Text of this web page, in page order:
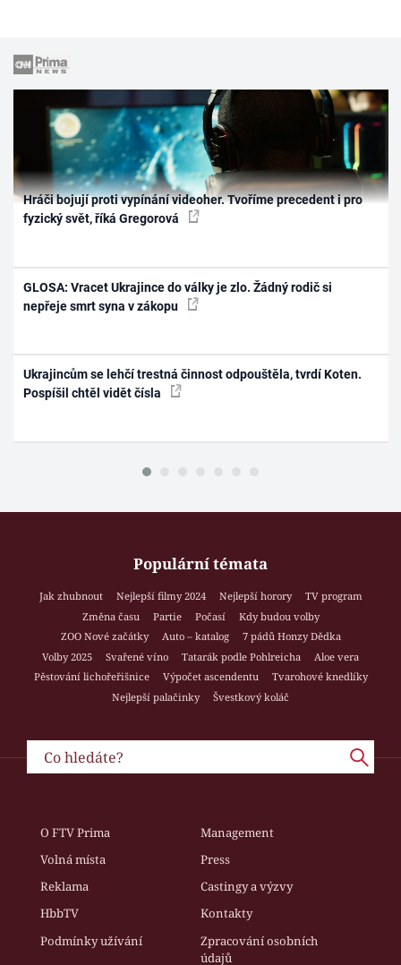
Hráči bojují proti vypínání videoher. Tvoříme precedent i pro
fyzický svět, říká Gregorová
GLOSA: Vracet Ukrajince do války je zlo. Žádný rodič si
nepřeje smrt syna v zákopu
Ukrajincům se lehčí trestná činnost odpouštěla, tvrdí Koten.
Pospíšil chtěl vidět čísla
Populární témata
Jak zhubnout Nejlepší filmy 2024 Nejlepší horory
TV program
Změna času
Partie Počasí
Kdy budou volby
ZOO Nové začátky
Auto – katalog
7 pádů Honzy Dědka
Volby 2025
Svařené víno Tatarák podle Pohlreicha
Aloe vera
Pěstování lichořeřišnice
Výpočet ascendentu
Tvarohové knedlíky
Nejlepší palačinky
Švestkový koláč
O FTV Prima
Management
Volná místa
Press
Reklama
Castingy a výzvy
HbbTV
Kontakty
Podmínky užívání
Zpracování osobních
údajů